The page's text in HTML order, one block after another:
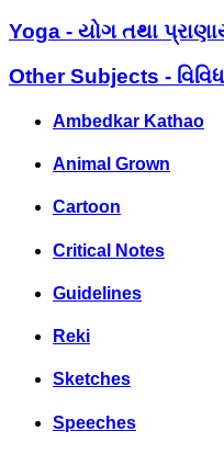
Yoga - યોગ તથા
Other Subjects -
Ambedkar Kathao
Animal Grown
Cartoon
Critical Notes
Guidelines
Reki
Sketches
Speeches